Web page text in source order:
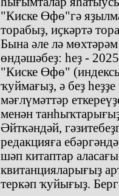
"Киске Өфө"гә
торабыҙ, иҫкәртә
Бына әле лә
өндәшәбеҙ: һеҙ -
"Киске Өфө"
ҡуймағыҙ, ә беҙ
мәғлүмәттәр
менән
Әйткәндәй,
редакцияға
шәп китаптар
квитанцияларығыҙ
теркәп ҡуйығыҙ.